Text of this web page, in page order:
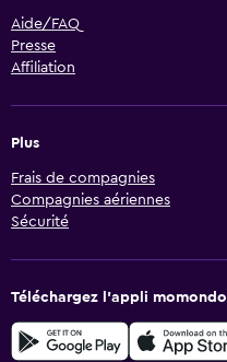
Aide/FAQ
Presse
Affiliation
Plus
Frais de compagnies
Compagnies aériennes
Sécurité
Téléchargez l’appli momondo